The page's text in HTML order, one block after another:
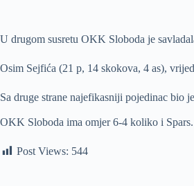
U drugom susretu OKK Sloboda je
Osim Sejfića (21 p, 14 skokova, 4 as),
Sa druge strane najefikasniji pojedinac bio
OKK Sloboda ima omjer 6-4 koliko i
Post Views: 544